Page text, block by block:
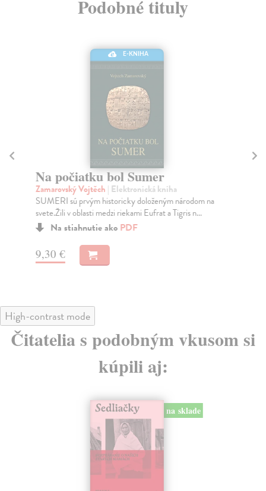
Podobné tituly
E-KNIHA
Na počiatku bol Sumer
Zamarovský Vojtěch | Elektronická kniha
SUMERI sú prvým historicky doloženým národom na
svete.Žili v oblasti medzi riekami Eufrat a Tigris n...
Na stiahnutie ako PDF
9,30 €
High-contrast mode
Čitatelia s podobným vkusom si
kúpili aj:
na sklade